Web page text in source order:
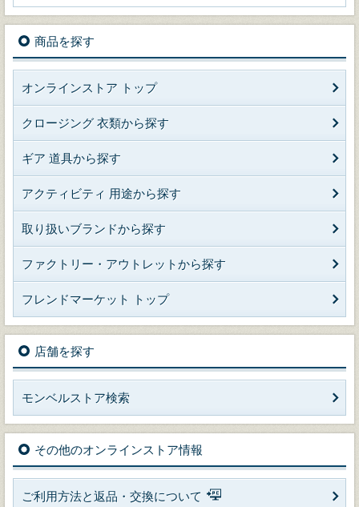
商品を探す
オンラインストア トップ
クロージング 衣類から探す
ギア 道具から探す
アクティビティ 用途から探す
取り扱いブランドから探す
ファクトリー・アウトレットから探す
フレンドマーケット トップ
店舗を探す
モンベルストア検索
その他のオンラインストア情報
ご利用方法と返品・交換について